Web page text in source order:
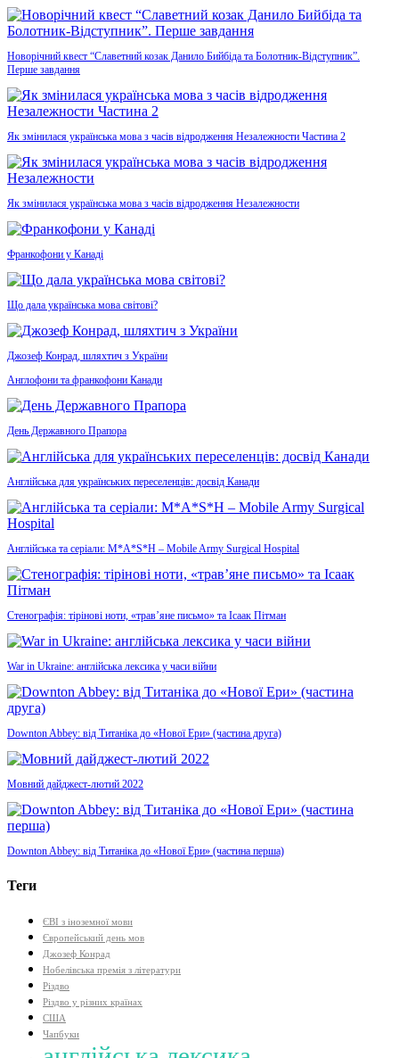
Новорічний квест “Славетний козак Данило Бийбіда та Болотник-Відступник”.
Перше завдання
Як змінилася українська мова з часів відродження Незалежности Частина 2
Як змінилася українська мова з часів відродження Незалежности
Франкофони у Канаді
Що дала українська мова світові?
Джозеф Конрад, шляхтич з України
Англофони та франкофони Канади
День Державного Прапора
Англійська для українських переселенців: досвід Канади
Англійська та серіали: M*A*S*H – Mobile Army Surgical Hospital
Стенографія: тірінові ноти, «трав’яне письмо» та Ісаак Пітман
War in Ukraine: англійська лексика у часи війни
Downton Abbey: від Титаніка до «Нової Ери» (частина друга)
Мовний дайджест-лютий 2022
Downton Abbey: від Титаніка до «Нової Ери» (частина перша)
Теги
ЄВІ з іноземної мови
Європейський день мов
Джозеф Конрад
Нобелівська премія з літератури
Різдво
Різдво у різних країнах
США
Чапбуки